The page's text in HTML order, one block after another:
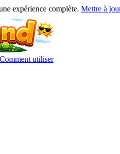
expérience complète. Mettre à
Comment utiliser